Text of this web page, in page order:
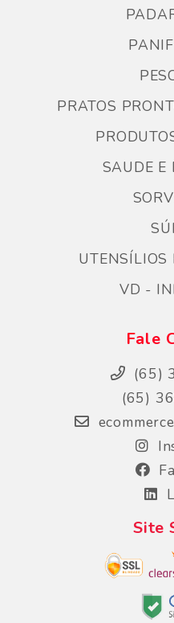
PRATOS
SAUDE E
UTENSÍLIOS
VD -
Fale
(65)
(65)
Site